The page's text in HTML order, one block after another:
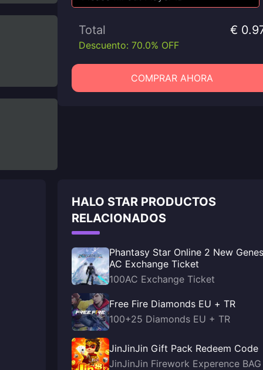
Total €
Descuento: 70.0% OFF
COMPRAR AHORA
HALO STAR PRODUCTOS
RELACIONADOS
Phantasy Star Online 2 New
AC Exchange Ticket
100AC Exchange Ticket
Free Fire Diamonds EU + TR
100+25 Diamonds EU + TR
JinJinJin Gift Pack Redeem Code
JinJinJin Firework Experence BAG